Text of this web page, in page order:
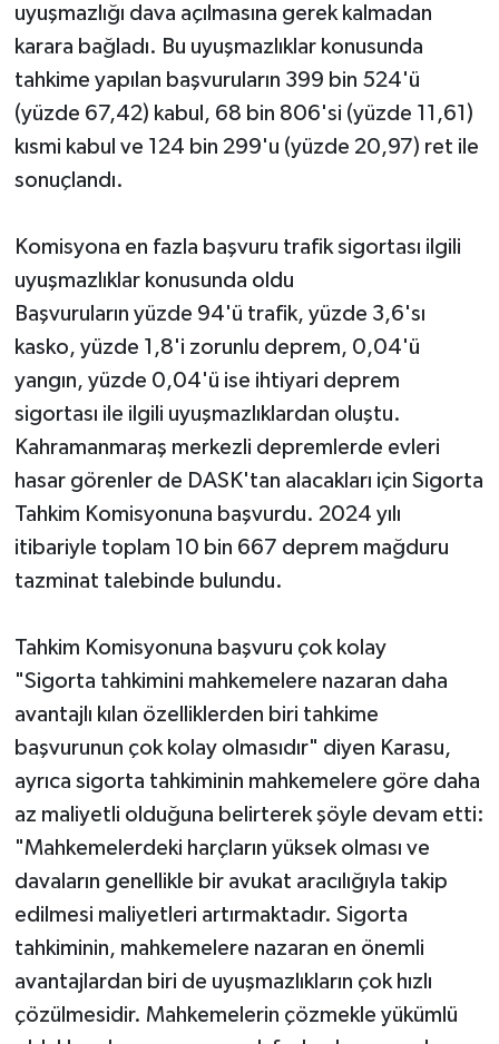
uyuşmazlığı dava açılmasına gerek kalmadan
karara bağladı. Bu uyuşmazlıklar konusunda
tahkime yapılan başvuruların 399 bin 524'ü
(yüzde 67,42) kabul, 68 bin 806'si (yüzde 11,61)
kısmi kabul ve 124 bin 299'u (yüzde 20,97) ret ile
sonuçlandı.
Komisyona en fazla başvuru trafik sigortası ilgili
uyuşmazlıklar konusunda oldu
Başvuruların yüzde 94'ü trafik, yüzde 3,6'sı
kasko, yüzde 1,8'i zorunlu deprem, 0,04'ü
yangın, yüzde 0,04'ü ise ihtiyari deprem
sigortası ile ilgili uyuşmazlıklardan oluştu.
Kahramanmaraş merkezli depremlerde evleri
hasar görenler de DASK'tan alacakları için Sigorta
Tahkim Komisyonuna başvurdu. 2024 yılı
itibariyle toplam 10 bin 667 deprem mağduru
tazminat talebinde bulundu.
Tahkim Komisyonuna başvuru çok kolay
"Sigorta tahkimini mahkemelere nazaran daha
avantajlı kılan özelliklerden biri tahkime
başvurunun çok kolay olmasıdır" diyen Karasu,
ayrıca sigorta tahkiminin mahkemelere göre daha
az maliyetli olduğuna belirterek şöyle devam etti:
"Mahkemelerdeki harçların yüksek olması ve
davaların genellikle bir avukat aracılığıyla takip
edilmesi maliyetleri artırmaktadır. Sigorta
tahkiminin, mahkemelere nazaran en önemli
avantajlardan biri de uyuşmazlıkların çok hızlı
çözülmesidir. Mahkemelerin çözmekle yükümlü